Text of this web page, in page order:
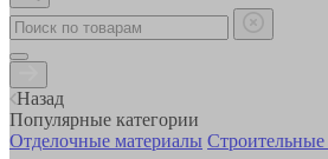
Назад
Популярные категории
Отделочные материалы